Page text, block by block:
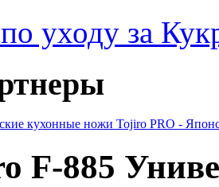
уходу за
кухонные ножи Tojiro PRO -
F-885